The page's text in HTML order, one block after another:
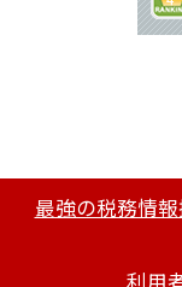
最強の税務情
利用